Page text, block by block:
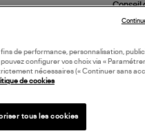
Conseil
Ne pas
(ref-
de performance, personnalisation,
configurer vos choix via « Paramétrer
nécessaires (« Continuer sans
de cookies
tous les cookies